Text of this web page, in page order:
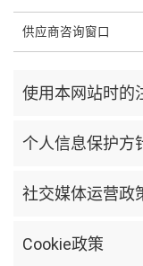
供应商咨询窗口
使用本网站时的
个人信息保护方
社交媒体运营政
Cookie政策